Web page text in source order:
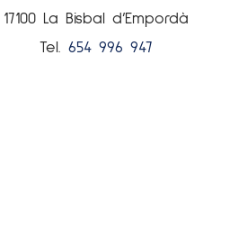
17100 La Bisbal d’Empordà
Tel. 654 996 947